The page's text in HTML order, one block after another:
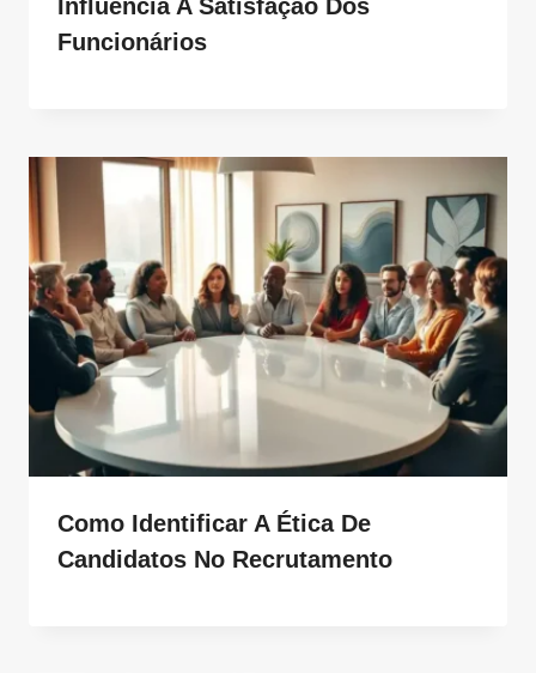
Influencia A Satisfação Dos
Funcionários
Como Identificar A Ética De
Candidatos No Recrutamento